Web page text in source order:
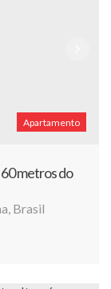
Apartamento
metros do
, Brasil